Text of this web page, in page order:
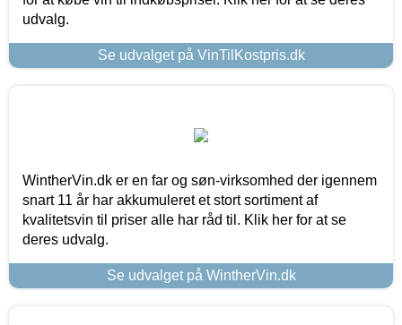
udvalg.
Se udvalget på VinTilKostpris.dk
WintherVin.dk er en far og søn-virksomhed der igennem
snart 11 år har akkumuleret et stort sortiment af
kvalitetsvin til priser alle har råd til. Klik her for at se
deres udvalg.
Se udvalget på WintherVin.dk